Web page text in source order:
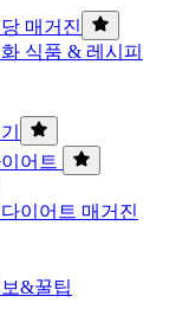
매거진
식품 & 레시피
어트
이어트 매거진
&꿀팁